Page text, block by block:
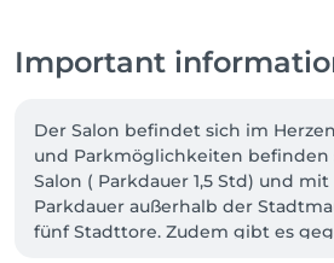
Important
Der Salon befindet sich im
und Parkmöglichkeiten befinden
Salon ( Parkdauer 1,5 Std) und
Parkdauer außerhalb der
fünf Stadttore. Zudem gibt es